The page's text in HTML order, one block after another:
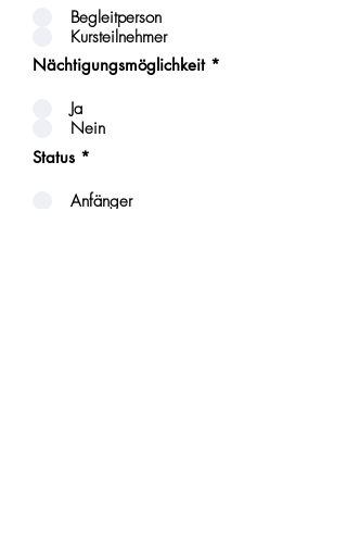
Begleitperson
Kursteilnehmer
Nächtigungsmöglichkeit *
Ja
Nein
Status *
Anfänger